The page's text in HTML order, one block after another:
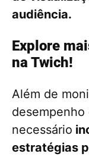
audiência.
Explore
na Twich!
Além de
desempenho
necessário
estratégias